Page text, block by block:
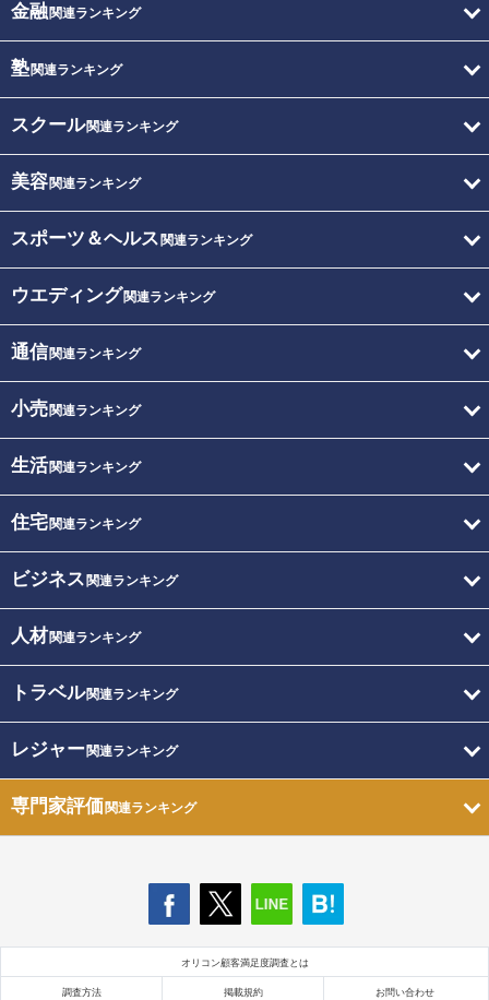
金融関連ランキング
塾関連ランキング
スクール関連ランキング
美容関連ランキング
スポーツ＆ヘルス 関連ランキング
ウエディング関連ランキング
通信関連ランキング
小売関連ランキング
生活関連ランキング
住宅関連ランキング
ビジネス 関連ランキング
人材関連ランキング
トラベル関連ランキング
レジャー関連ランキング
専門家評価関連ランキング
オリコン顧客満足度調査とは
調査方法 掲載規約 お問い合わせ